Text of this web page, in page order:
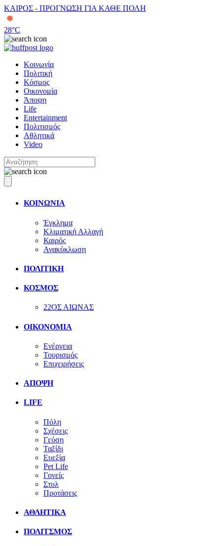
ΚΑΙΡΟΣ - ΠΡΟΓΝΩΣΗ ΓΙΑ ΚΑΘΕ ΠΟΛΗ
28°C
Κοινωνία
Πολιτική
Κόσμος
Οικονομία
Άποψη
Life
Entertainment
Πολιτισμός
Αθλητικά
Video
ΚΟΙΝΩΝΙΑ
Έγκλημα
Κλιματική Αλλαγή
Καιρός
Ανακύκλωση
ΠΟΛΙΤΙΚΗ
ΚΟΣΜΟΣ
22ΟΣ ΑΙΩΝΑΣ
ΟΙΚΟΝΟΜΙΑ
Ενέργεια
Τουρισμός
Επιχειρήσεις
ΑΠΟΨΗ
LIFE
Πόλη
Σχέσεις
Γεύση
Ταξίδι
Ευεξία
Pet Life
Γονείς
Στυλ
Προτάσεις
ΑΘΛΗΤΙΚΑ
ΠΟΛΙΤΣΜΟΣ